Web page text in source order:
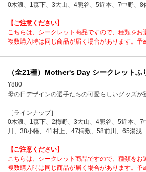
0木浪、1森下、3大山、4熊谷、5近本、7中野、
【ご注意ください】
こちらは、シークレット商品ですので、種類をお
複数購入時は同じ商品が届く場合があります。予
（全21種）Mother's Day シークレット
¥880
母の日デザインの選手たちの可愛らしいグッズが
［ラインナップ］
0木浪、1森下、2梅野、3大山、4熊谷、5近本、
川、38小幡、41村上、47桐敷、58前川、65湯浅
【ご注意ください】
こちらは、シークレット商品ですので、種類をお
複数購入時は同じ商品が届く場合があります。予